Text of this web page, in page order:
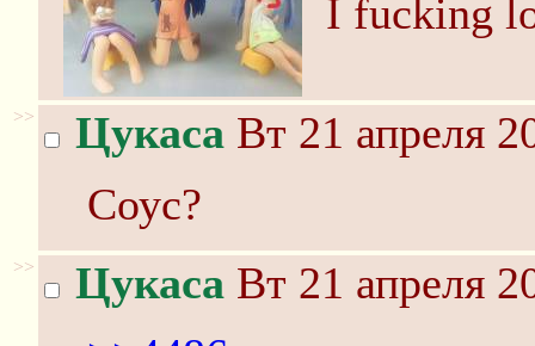
I fucking
>> Цукаса Вт 21 апреля
Соус?
>> Цукаса Вт 21 апреля